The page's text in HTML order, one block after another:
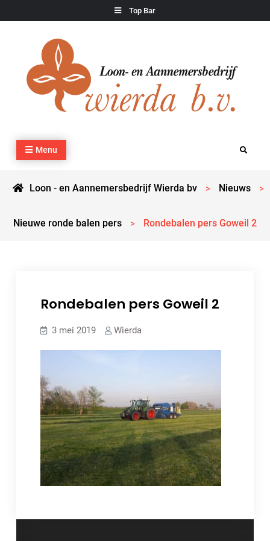
to
Top Bar
Loon – en Aannemersbedrijf Wierda bv
Kraan- en machineverhuur, agrarisch werk, grondverzet,
cultuurtechnisch werk en transport
Menu Search
Loon - en Aannemersbedrijf Wierda bv > Nieuws >
Nieuwe ronde balen pers > Rondebalen pers Goweil 2
Rondebalen pers Goweil 2
3 mei 2019 Wierda